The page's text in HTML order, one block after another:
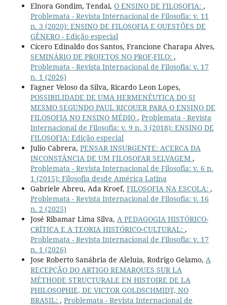
Elnora Gondim, Tendai, O ENSINO DE FILOSOFIA: ,
Problemata - Revista Internacional de Filosofia: v. 11
n. 3 (2020): ENSINO DE FILOSOFIA E QUESTÕES DE
GÊNERO - Edição especial
Cícero Edinaldo dos Santos, Francione Charapa Alves,
SEMINÁRIO DE PROJETOS NO PROF-FILO: ,
Problemata - Revista Internacional de Filosofia: v. 17
n. 1 (2026)
Fagner Veloso da Silva, Ricardo Leon Lopes,
POSSIBILIDADE DE UMA HERMENÊUTICA DO SI
MESMO SEGUNDO PAUL RICOUER PARA O ENSINO DE
FILOSOFIA NO ENSINO MÉDIO , Problemata - Revista
Internacional de Filosofia: v. 9 n. 3 (2018): ENSINO DE
FILOSOFIA: Edição especial
Julio Cabrera, PENSAR INSURGENTE: ACERCA DA
INCONSTÂNCIA DE UM FILOSOFAR SELVAGEM ,
Problemata - Revista Internacional de Filosofia: v. 6 n.
1 (2015): Filosofia desde América Latina
Gabriele Abreu, Ada Kroef, FILOSOFIA NA ESCOLA: ,
Problemata - Revista Internacional de Filosofia: v. 16
n. 2 (2025)
José Ribamar Lima Silva, A PEDAGOGIA HISTÓRICO-
CRÍTICA E A TEORIA HISTÓRICO-CULTURAL: ,
Problemata - Revista Internacional de Filosofia: v. 17
n. 1 (2026)
Jose Roberto Sanábria de Aleluia, Rodrigo Gelamo, A
RECEPÇÃO DO ARTIGO REMARQUES SUR LA
MÉTHODE STRUCTURALE EN HISTOIRE DE LA
PHILOSOPHIE, DE VICTOR GOLDSCHMIDT, NO
BRASIL: , Problemata - Revista Internacional de